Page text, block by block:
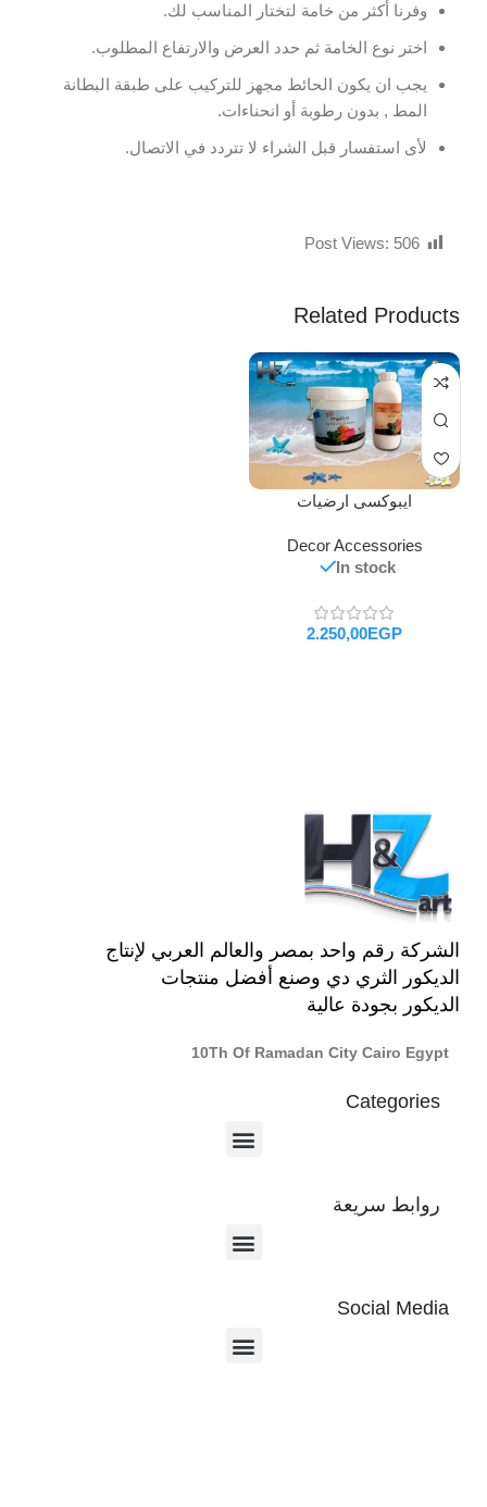
وفرنا أكثر من خامة لتختار المناسب لك.
اختر نوع الخامة ثم حدد العرض والارتفاع المطلوب.
يجب ان يكون الحائط مجهز للتركيب على طبقة البطانة
المط , بدون رطوبة أو انحناءات.
لأى استفسار قبل الشراء لا تتردد في الاتصال.
Post Views: 506
Related Products
ايبوكسى ارضيات
Decor Accessories
In stock
EGP
الشركة رقم واحد بمصر والعالم العربي لإنتاج
الديكور الثري دي وصنع أفضل منتجات
الديكور بجودة عالية
10Th Of Ramadan City Cairo Egypt
Categories
روابط سريعة
Social Media